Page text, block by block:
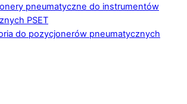
pneumatyczne do instrumentów
PSET
do pozycjonerów pneumatycznych